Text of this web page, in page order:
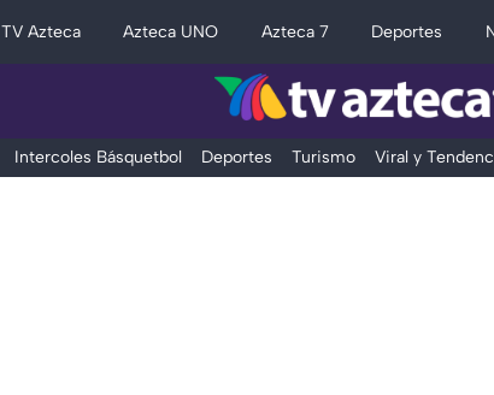
TV Azteca Azteca UNO Azteca 7 Deportes
Intercoles Básquetbol Deportes Turismo Viral y